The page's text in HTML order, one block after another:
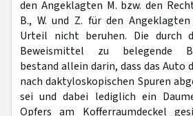
den Angeklagten M. bzw. den
B., W. und Z. für den Angeklagten
Urteil nicht beruhen. Die durch
Beweismittel zu belegende
bestand allein darin, dass das Auto
nach daktyloskopischen Spuren
sei und dabei lediglich ein
Opfers am Kofferraumdeckel